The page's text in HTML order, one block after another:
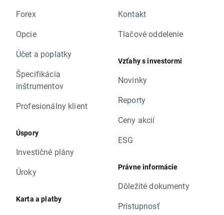
Forex
Opcie
Účet a poplatky
Špecifikácia
inštrumentov
Profesionálny klient
Úspory
Investičné plány
Úroky
Karta a platby
Kontakt
Tlačové oddelenie
Vzťahy s investormi
Novinky
Reporty
Ceny akcií
ESG
Právne informácie
Dôležité dokumenty
Prístupnosť